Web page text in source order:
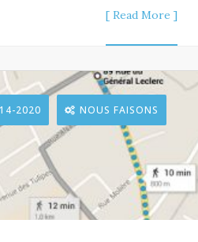
[ Read More ]
2020 NOUS FAISONS